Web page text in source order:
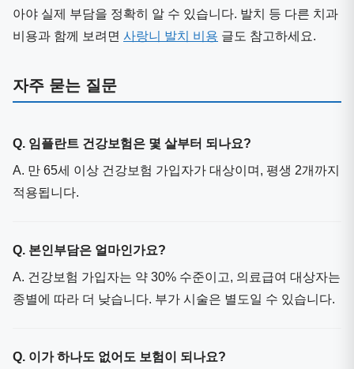
아야 실제 부담을 정확히 알 수 있습니다. 발치 등 다른 치과
비용과 함께 보려면 사랑니 발치 비용 글도 참고하세요.
자주 묻는 질문
Q. 임플란트 건강보험은 몇 살부터 되나요?
A. 만 65세 이상 건강보험 가입자가 대상이며, 평생 2개까지
적용됩니다.
Q. 본인부담은 얼마인가요?
A. 건강보험 가입자는 약 30% 수준이고, 의료급여 대상자는
종별에 따라 더 낮습니다. 부가 시술은 별도일 수 있습니다.
Q. 이가 하나도 없어도 보험이 되나요?